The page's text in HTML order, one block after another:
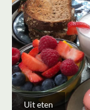
Uit eten